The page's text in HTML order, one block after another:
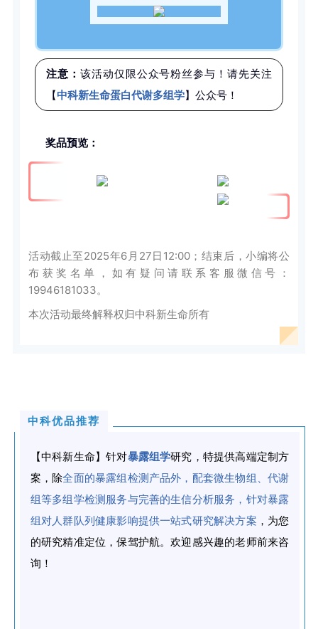
注意： 该活动仅限公众号粉丝参与！请先关注
【中科新生命蛋白代谢多组学】公众号！
奖品预览：
活动截止至2025年6月27日12:00；结束后，小编将公
布获奖名单，如有疑问请联系客服微信号：
19946181033。
本次活动最终解释权归中科新生命所有
中科优品推荐
【中科新生命】针对暴露组学研究，特提供高端定制方
案，除全面的暴露组检测产品外，配套微生物组、代谢
组等多组学检测服务与完善的生信分析服务，针对暴露
组对人群队列健康影响提供一站式研究解决方案 ，为您
的研究精准定位，保驾护航。欢迎感兴趣的老师前来咨
询！